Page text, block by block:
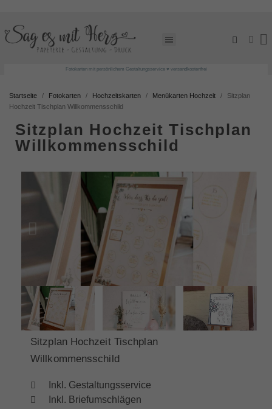
Fotokarten mit persönlichem Gestaltungsservice ♥ versandkostenfrei
Startseite Fotokarten Hochzeitskarten Menükarten Hochzeit
Sitzplan
Hochzeit Tischplan Willkommensschild
Sitzplan Hochzeit Tischplan
Willkommensschild
Sitzplan Hochzeit Tischplan
Willkommensschild
Inkl. Gestaltungsservice
Inkl. Briefumschlägen